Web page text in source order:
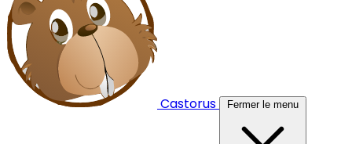
Castorus Fermer le menu